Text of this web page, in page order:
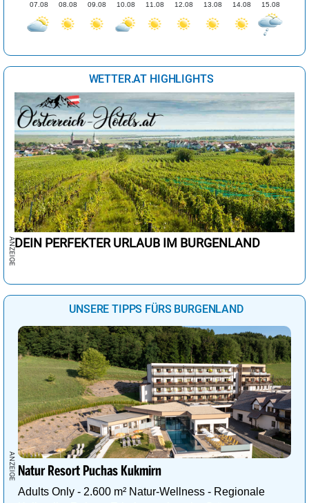
07.08 08.08 09.08 10.08 11.08 12.08 13.08 14.08 15.08
WETTER.AT HIGHLIGHTS
DEIN PERFEKTER URLAUB IM BURGENLAND
UNSERE TIPPS FÜRS BURGENLAND
Natur Resort Puchas Kukmirn
Adults Only - 2.600 m² Natur-Wellness - Regionale